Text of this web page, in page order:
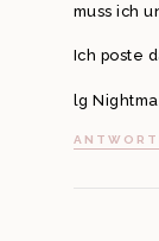
muss ich
Ich poste
lg